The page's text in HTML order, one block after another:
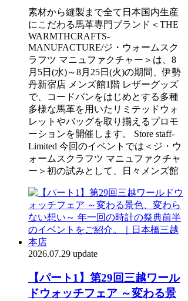
素材から縫製まで全て日本国内生産
にこだわる馬革専門ブランド＜THE
WARMTHCRAFTS-
MANUFACTURE/ジ・ウォームスク
ラフツ マニュファクチャー＞は、8
月5日(水)～8月25日(火)の期間、伊勢
丹新宿店 メンズ館1階 レザーグッズ
で、コードバンをはじめとする多種
多様な馬革を用いたリミテッドウォ
レットやバッグを取り揃えるプロモ
ーションを開催します。 Store staff-
Limited 今回のイベントでは＜ジ・ウ
ォームスクラフツ マニュファクチャ
ー＞初の試みとして、日々メンズ館
2026.07.29 update
【パート1】第29回三越ワール
ドウォッチフェア ～変わる景